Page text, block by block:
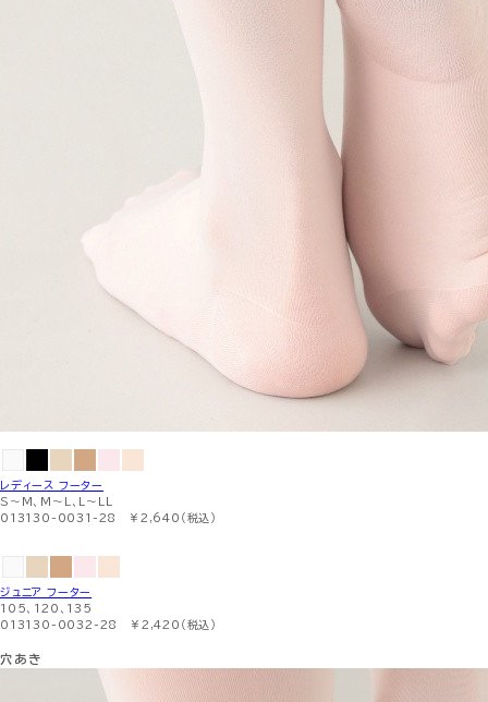
レディース フーター
S〜M、M〜L、L〜LL
013130-0031-28 ￥2,640（税込）
ジュニア フーター
105、120、135
013130-0032-28 ￥2,420（税込）
穴あき